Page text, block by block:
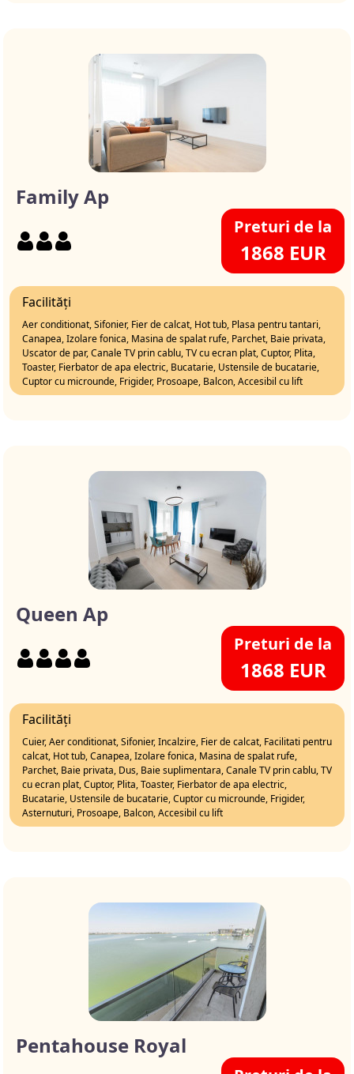
Family Ap
Preturi de la
1868 EUR
Facilități
Aer conditionat, Sifonier, Fier de calcat, Hot tub, Plasa pentru tantari,
Canapea, Izolare fonica, Masina de spalat rufe, Parchet, Baie privata,
Uscator de par, Canale TV prin cablu, TV cu ecran plat, Cuptor, Plita,
Toaster, Fierbator de apa electric, Bucatarie, Ustensile de bucatarie,
Cuptor cu microunde, Frigider, Prosoape, Balcon, Accesibil cu lift
Queen Ap
Preturi de la
1868 EUR
Facilități
Cuier, Aer conditionat, Sifonier, Incalzire, Fier de calcat, Facilitati pentru
calcat, Hot tub, Canapea, Izolare fonica, Masina de spalat rufe,
Parchet, Baie privata, Dus, Baie suplimentara, Canale TV prin cablu, TV
cu ecran plat, Cuptor, Plita, Toaster, Fierbator de apa electric,
Bucatarie, Ustensile de bucatarie, Cuptor cu microunde, Frigider,
Asternuturi, Prosoape, Balcon, Accesibil cu lift
Pentahouse Royal